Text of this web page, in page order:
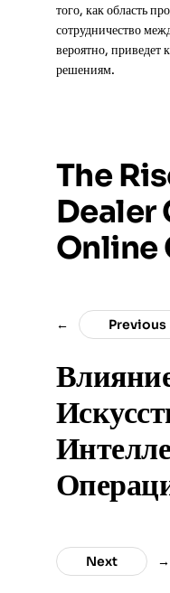
того, как область
сотрудничество
вероятно, приведет
решениям.
The
Dealer
Online
← Previous
Next →